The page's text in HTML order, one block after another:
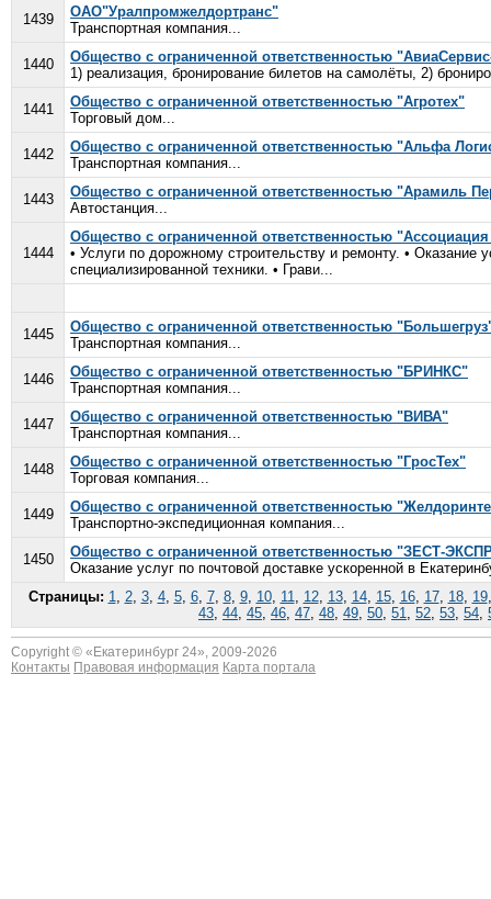
1439
ОАО"Уралпромжелдортранс"
Транспортная компания...
1440
Общество с ограниченной ответственностью
1) реализация, бронирование билетов на самолёты, 2)
1441
Общество с ограниченной ответственностью "Агротех"
Торговый дом...
1442
Общество с ограниченной ответственностью "Альфа
Транспортная компания...
1443
Общество с ограниченной ответственностью "Арамиль
Автостанция...
1444
Общество с ограниченной ответственностью
• Услуги по дорожному строительству и ремонту. •
специализированной техники. • Грави...
1445
Общество с ограниченной ответственностью
Транспортная компания...
1446
Общество с ограниченной ответственностью "БРИНКС"
Транспортная компания...
1447
Общество с ограниченной ответственностью "ВИВА"
Транспортная компания...
1448
Общество с ограниченной ответственностью "ГросТех"
Торговая компания...
1449
Общество с ограниченной ответственностью
Транспортно-экспедиционная компания...
1450
Общество с ограниченной ответственностью "ЗЕСТ-
Оказание услуг по почтовой доставке ускоренной в
Страницы: 1, 2, 3, 4, 5, 6, 7, 8, 9, 10, 11, 12, 13, 14, 15, 16, 17, 18, 19
43, 44, 45, 46, 47, 48, 49, 50, 51, 52, 53, 54,
Copyright © « Екатеринбург 24», 2009-2026
Контакты Правовая информация Карта портала